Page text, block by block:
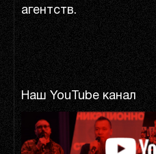
агентств.
Наш YouTube канал